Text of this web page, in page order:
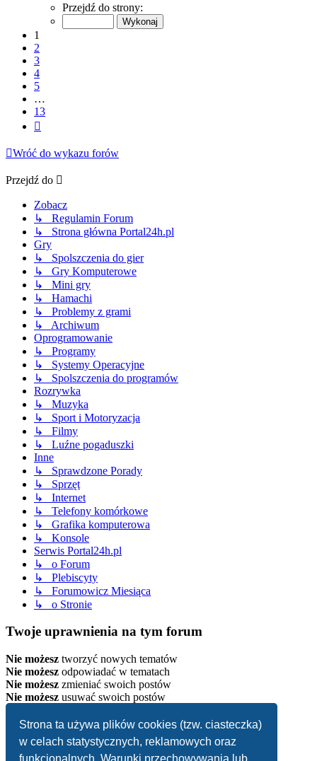
Strona ta używa plików cookies (tzw. ciasteczka)
w celach statystycznych, reklamowych oraz
funkcjonalnych. Warunki przechowywania lub
Przejdź do strony:
1
2
3
4
5
…
13
Wróć do wykazu forów
Przejdź do
Zobacz
↳ Regulamin Forum
↳ Strona główna Portal24h.pl
Gry
↳ Spolszczenia do gier
↳ Gry Komputerowe
↳ Mini gry
↳ Hamachi
↳ Problemy z grami
↳ Archiwum
Oprogramowanie
↳ Programy
↳ Systemy Operacyjne
↳ Spolszczenia do programów
Rozrywka
↳ Muzyka
↳ Sport i Motoryzacja
↳ Filmy
↳ Luźne pogaduszki
Inne
↳ Sprawdzone Porady
↳ Sprzęt
↳ Internet
↳ Telefony komórkowe
↳ Grafika komputerowa
↳ Konsole
Serwis Portal24h.pl
↳ o Forum
↳ Plebiscyty
↳ Forumowicz Miesiąca
↳ o Stronie
Twoje uprawnienia na tym forum
Nie możesz tworzyć nowych tematów
Nie możesz odpowiadać w tematach
Nie możesz zmieniać swoich postów
Nie możesz usuwać swoich postów
Strona główna
Strefa czasowaUTC+02:00
Usuń ciasteczka witryny